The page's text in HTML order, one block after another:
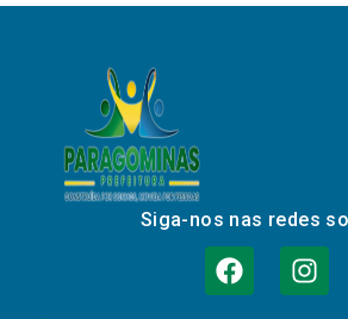
Siga-nos nas redes